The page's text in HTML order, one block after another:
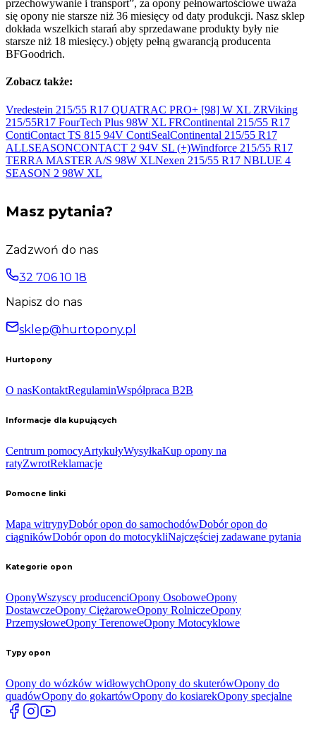
przechowywanie i transport”, za opony pełnowartościowe uważa
się opony nie starsze niż 36 miesięcy od daty produkcji. Nasz sklep
dokłada wszelkich starań aby sprzedawane produkty były nie
starsze niż 18 miesięcy.) objęty pełną gwarancją producenta
BFGoodrich.
Zobacz także:
Vredestein 215/55 R17 QUATRAC PRO+ [98] W XL ZRViking
215/55R17 FourTech Plus 98W XL FRContinental 215/55 R17
ContiContact TS 815 94V ContiSealContinental 215/55 R17
ALLSEASONCONTACT 2 94V SL (+)Windforce 215/55 R17
TERRA MASTER A/S 98W XLNexen 215/55 R17 NBLUE 4
SEASON 2 98W XL
Masz pytania?
Zadzwoń do nas
32 706 10 18
Napisz do nas
sklep@hurtopony.pl
Hurtopony
O nasKontaktRegulaminWspółpraca B2B
Informacje dla kupujących
Centrum pomocyArtykułyWysyłkaKup opony na
ratyZwrotReklamacje
Pomocne linki
Mapa witrynyDobór opon do samochodówDobór opon do
ciągnikówDobór opon do motocykliNajczęściej zadawane pytania
Kategorie opon
OponyWszyscy producenciOpony OsoboweOpony
DostawczeOpony CiężaroweOpony RolniczeOpony
PrzemysłoweOpony TerenoweOpony Motocyklowe
Typy opon
Opony do wózków widłowychOpony do skuterówOpony do
quadówOpony do gokartówOpony do kosiarekOpony specjalne